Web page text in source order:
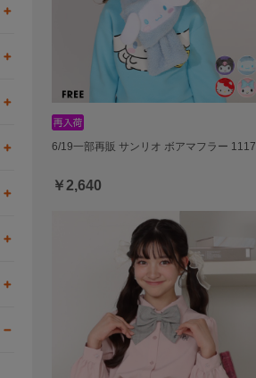
6/19一部再販 サンリオ ボアマフラー 1117
￥2,640